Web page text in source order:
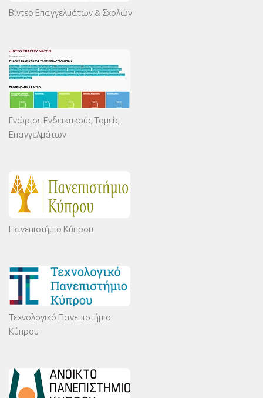
Βίντεο Επαγγελμάτων & Σχολών
Γνώρισε Ενδεικτικούς Τομείς
Επαγγελμάτων
Πανεπιστήμιο Κύπρου
Τεχνολογικό Πανεπιστήμιο
Κύπρου